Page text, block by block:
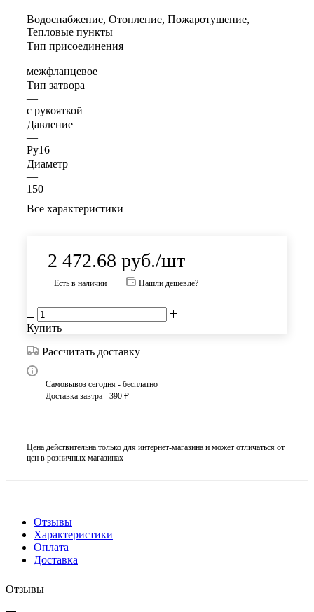
—
Водоснабжение, Отопление, Пожаротушение,
Тепловые пункты
Тип присоединения
—
межфланцевое
Тип затвора
—
с рукояткой
Давление
—
Ру16
Диаметр
—
150
Все характеристики
2 472.68 руб./шт
Есть в наличии Нашли дешевле?
Купить
Рассчитать доставку
Самовывоз сегодня - бесплатно
Доставка завтра - 390 ₽
Цена действительна только для интернет-магазина и может отличаться от
цен в розничных магазинах
Отзывы
Характеристики
Оплата
Доставка
Отзывы